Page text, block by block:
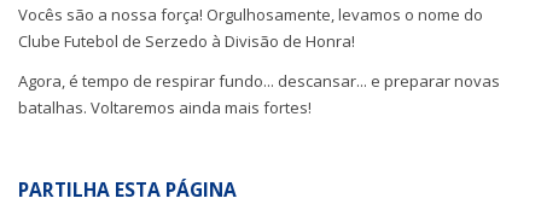
Vocês são a nossa força! Orgulhosamente, levamos o nome do
Clube Futebol de Serzedo à Divisão de Honra!
Agora, é tempo de respirar fundo... descansar... e preparar novas
batalhas. Voltaremos ainda mais fortes!
PARTILHA ESTA PÁGINA